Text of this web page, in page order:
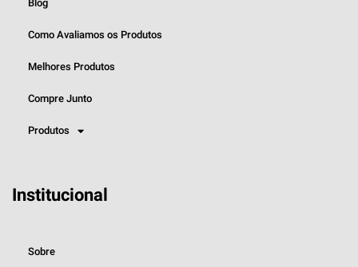
Blog
Como Avaliamos os Produtos
Melhores Produtos
Compre Junto
Produtos
Institucional
Sobre